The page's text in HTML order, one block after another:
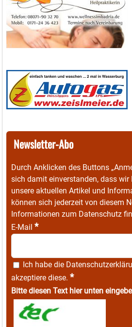
Newsletter-Abo
Durch Anklicken des Buttons
sich damit einverstanden, dass wir
unsere aktuellen Artikel und
können sich jederzeit von diesem
Informationen zum Datenschutz
E-Mail *
Ich habe die
akzeptiere diese. *
Bitte diesen Text hier unten